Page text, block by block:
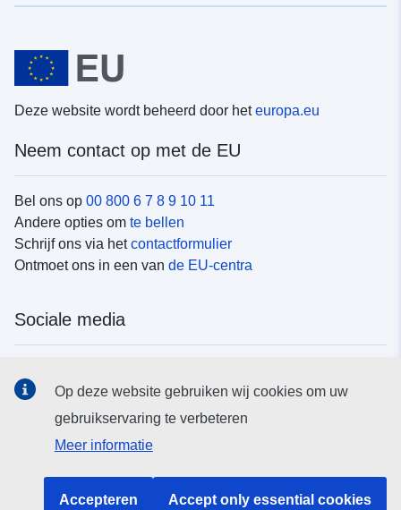
Deze website wordt beheerd door heteuropa.eu
Neem contact op met de EU
Bel ons op 00 800 6 7 8 9 10 11
Andere opties om te bellen
Schrijf ons via hetcontactformulier
Ontmoet ons in een van de EU-centra
Sociale media
EU-instellingen en -organen
Op deze website gebruiken wij cookies om uw
gebruikservaring te verbeteren
Meer informatie
Accepteren Accept only essential cookies